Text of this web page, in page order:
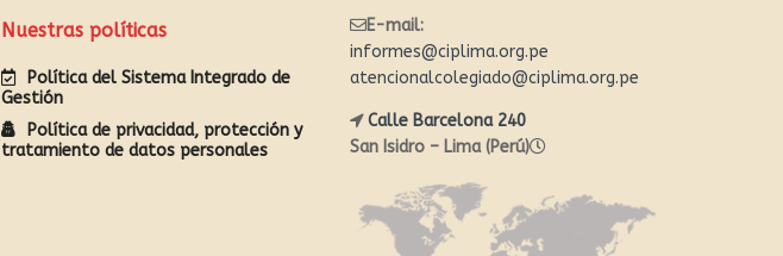
Nuestras políticas
Política del Sistema Integrado de
Gestión
Política de privacidad, protección y
tratamiento de datos personales
E-mail:
informes@ciplima.org.pe
atencionalcolegiado@ciplima.org.pe
Calle Barcelona 240
San Isidro – Lima (Perú)